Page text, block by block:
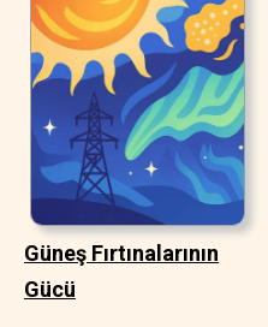
Güneş Fırtınalarının
Gücü